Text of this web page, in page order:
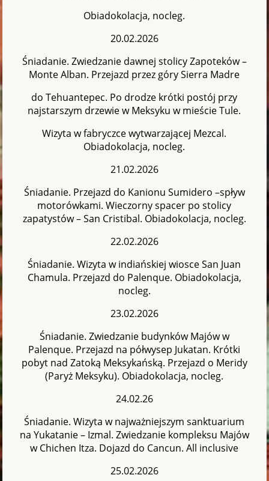
Obiadokolacja, nocleg.
20.02.2026
Śniadanie. Zwiedzanie dawnej stolicy Zapoteków –
Monte Alban. Przejazd przez góry Sierra Madre
do Tehuantepec. Po drodze krótki postój przy
najstarszym drzewie w Meksyku w mieście Tule.
Wizyta w fabryczce wytwarzającej Mezcal.
Obiadokolacja, nocleg.
21.02.2026
Śniadanie. Przejazd do Kanionu Sumidero –spływ
motorówkami. Wieczorny spacer po stolicy
zapatystów – San Cristibal. Obiadokolacja, nocleg.
22.02.2026
Śniadanie. Wizyta w indiańskiej wiosce San Juan
Chamula. Przejazd do Palenque. Obiadokolacja,
nocleg.
23.02.2026
Śniadanie. Zwiedzanie budynków Majów w
Palenque. Przejazd na półwysep Jukatan. Krótki
pobyt nad Zatoką Meksykańską. Przejazd o Meridy
(Paryż Meksyku). Obiadokolacja, nocleg.
24.02.26
Śniadanie. Wizyta w najważniejszym sanktuarium
na Yukatanie – Izmal. Zwiedzanie kompleksu Majów
w Chichen Itza. Dojazd do Cancun. All inclusive
25.02.2026